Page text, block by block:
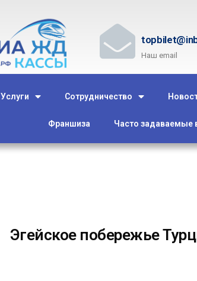
Наш email
Услуги Сотрудничество
Франшиза Часто задаваемые
Эгейское побережье